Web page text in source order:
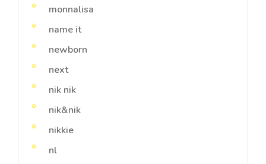
monnalisa
name it
newborn
next
nik nik
nik&nik
nikkie
nl